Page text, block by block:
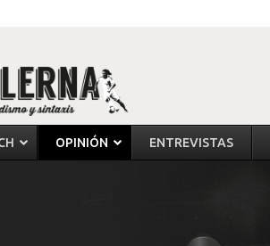
OPINIÓN ENTREVISTAS